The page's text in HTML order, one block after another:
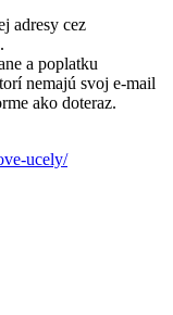
adresy cez
a poplatku
nemajú svoj e-mail
ako doteraz.
ucely/